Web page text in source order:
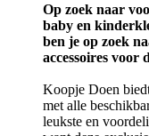
Op zoek naar
baby en
ben je op zoek
accessoires voor
Koopje Doen
met alle
leukste en